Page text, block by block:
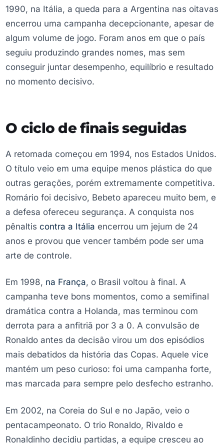
1990, na Itália, a queda para a Argentina nas oitavas
encerrou uma campanha decepcionante, apesar de
algum volume de jogo. Foram anos em que o país
seguiu produzindo grandes nomes, mas sem
conseguir juntar desempenho, equilíbrio e resultado
no momento decisivo.
O ciclo de finais seguidas
A retomada começou em 1994, nos Estados Unidos.
O título veio em uma equipe menos plástica do que
outras gerações, porém extremamente competitiva.
Romário foi decisivo, Bebeto apareceu muito bem, e
a defesa ofereceu segurança. A conquista nos
pênaltis contra a Itália encerrou um jejum de 24
anos e provou que vencer também pode ser uma
arte de controle.
Em 1998, na França, o Brasil voltou à final. A
campanha teve bons momentos, como a semifinal
dramática contra a Holanda, mas terminou com
derrota para a anfitriã por 3 a 0. A convulsão de
Ronaldo antes da decisão virou um dos episódios
mais debatidos da história das Copas. Aquele vice
mantém um peso curioso: foi uma campanha forte,
mas marcada para sempre pelo desfecho estranho.
Em 2002, na Coreia do Sul e no Japão, veio o
pentacampeonato. O trio Ronaldo, Rivaldo e
Ronaldinho decidiu partidas, a equipe cresceu ao